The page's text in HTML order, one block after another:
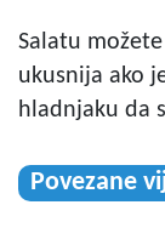
Salatu
ukusnija ako
hladnjaku da
Povezane